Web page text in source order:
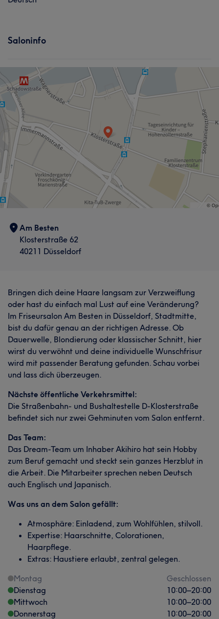
Saloninfo
Am Besten
Klosterstraße 62
40211 Düsseldorf
Bringen dich deine Haare langsam zur Verzweiflung
oder hast du einfach mal Lust auf eine Veränderung?
Im Friseursalon Am Besten in Düsseldorf, Stadtmitte,
bist du dafür genau an der richtigen Adresse. Ob
Dauerwelle, Blondierung oder klassischer Schnitt, hier
wirst du verwöhnt und deine individuelle Wunschfrisur
wird mit passender Beratung gefunden. Schau vorbei
und lass dich überzeugen.
Nächste öffentliche Verkehrsmittel:
Die Straßenbahn- und Bushaltestelle D-Klosterstraße
befindet sich nur zwei Gehminuten vom Salon entfernt.
Das Team:
Das Dream-Team um Inhaber Akihiro hat sein Hobby
zum Beruf gemacht und steckt sein ganzes Herzblut in
die Arbeit. Die Mitarbeiter sprechen neben Deutsch
auch Englisch und Japanisch.
Was uns an dem Salon gefällt:
Atmosphäre: Einladend, zum Wohlfühlen, stilvoll.
Expertise: Haarschnitte, Colorationen,
Haarpflege.
Extras: Haustiere erlaubt, zentral gelegen.
Montag
Geschlossen
Dienstag
10:00–20:00
Mittwoch
10:00–20:00
Donnerstag
10:00–20:00